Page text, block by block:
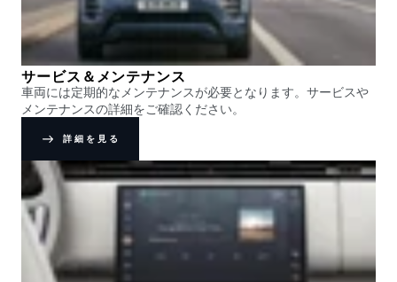
サービス＆メンテナンス
車両には定期的なメンテナンスが必要となります。サービスや
メンテナンスの詳細をご確認ください。
詳細を見る